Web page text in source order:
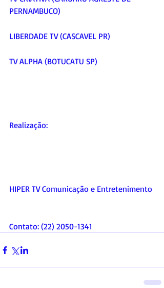
PERNAMBUCO)
LIBERDADE TV (CASCAVEL PR)
TV ALPHA (BOTUCATU SP)
Realização:
HIPER TV Comunicação e Entretenimento
Contato: (22) 2050-1341